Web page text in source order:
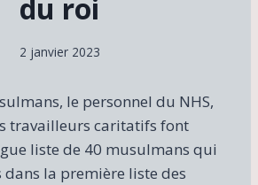
du roi
2 janvier 2023
le personnel du NHS,
travailleurs caritatifs font
liste de 40 musulmans qui
dans la première liste des